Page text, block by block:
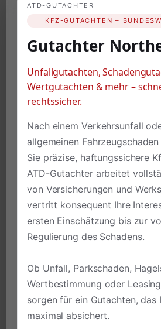
ATD-GUTACHTER
KFZ-GUTACHTEN –
Gutachter
Unfallgutachten,
Wertgutachten & mehr –
rechtssicher.
Nach einem Verkehrsunfall
allgemeinen
Sie präzise, haftungssichere
ATD-Gutachter arbeitet
von Versicherungen und
vertritt konsequent Ihre
ersten Einschätzung bis zur
Regulierung des Schadens.
Ob Unfall, Parkschaden,
Wertbestimmung oder
sorgen für ein Gutachten, das
maximal absichert.